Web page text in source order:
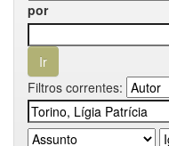
por
Filtros correntes: